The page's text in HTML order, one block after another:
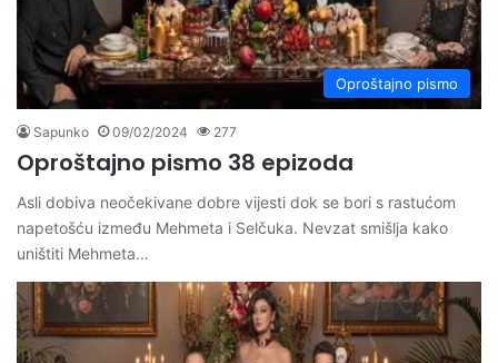
Oproštajno pismo
Sapunko 09/02/2024 277
Oproštajno pismo 38 epizoda
Asli dobiva neočekivane dobre vijesti dok se bori s rastućom
napetošću između Mehmeta i Selčuka. Nevzat smišlja kako
uništiti Mehmeta…